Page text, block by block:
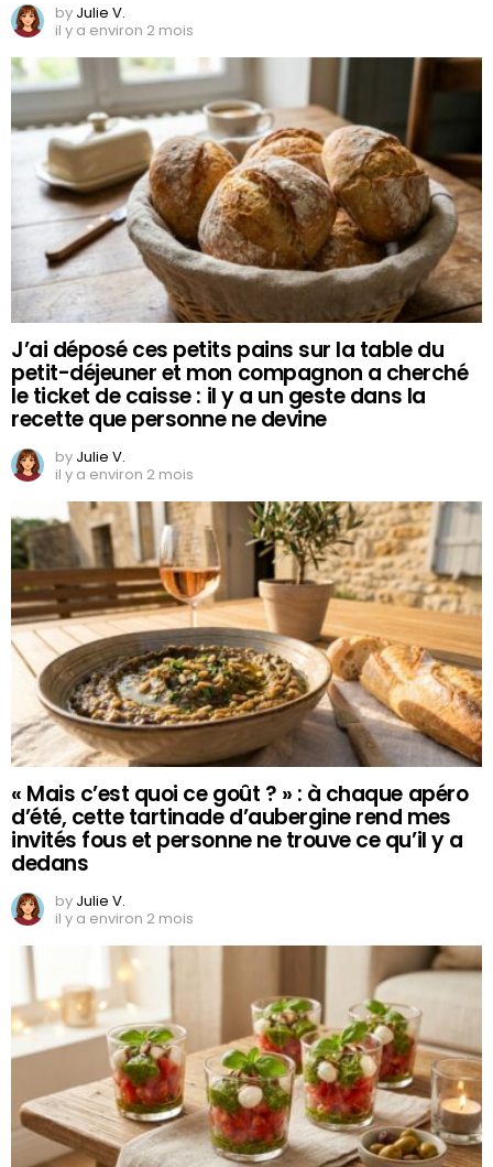
by Julie V.
il y a environ 2 mois
J’ai déposé ces petits pains sur la table du
petit-déjeuner et mon compagnon a cherché
le ticket de caisse : il y a un geste dans la
recette que personne ne devine
by Julie V.
il y a environ 2 mois
« Mais c’est quoi ce goût ? » : à chaque apéro
d’été, cette tartinade d’aubergine rend mes
invités fous et personne ne trouve ce qu’il y a
dedans
by Julie V.
il y a environ 2 mois